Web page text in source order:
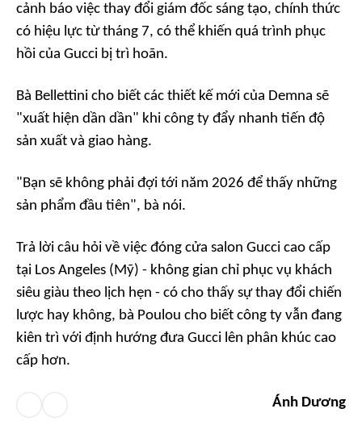
cảnh báo việc thay đổi giám đốc sáng tạo, chính thức
có hiệu lực từ tháng 7, có thể khiến quá trình phục
hồi của Gucci bị trì hoãn.
Bà Bellettini cho biết các thiết kế mới của Demna sẽ
"xuất hiện dần dần" khi công ty đẩy nhanh tiến độ
sản xuất và giao hàng.
"Bạn sẽ không phải đợi tới năm 2026 để thấy những
sản phẩm đầu tiên", bà nói.
Trả lời câu hỏi về việc đóng cửa salon Gucci cao cấp
tại Los Angeles (Mỹ) - không gian chỉ phục vụ khách
siêu giàu theo lịch hẹn - có cho thấy sự thay đổi chiến
lược hay không, bà Poulou cho biết công ty vẫn đang
kiên trì với định hướng đưa Gucci lên phân khúc cao
cấp hơn.
Ánh Dương